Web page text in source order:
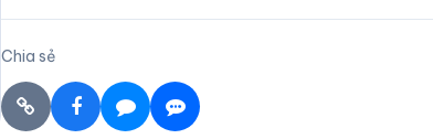
Chia sẻ